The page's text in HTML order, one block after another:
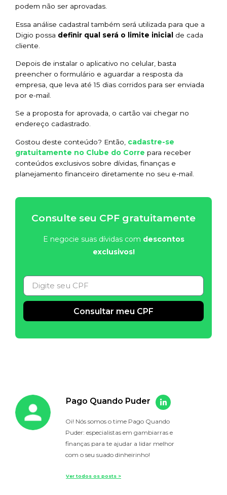
podem não ser aprovadas.
Essa análise cadastral também será utilizada para que a
Digio possa definir qual será o limite inicial de cada
cliente.
Depois de instalar o aplicativo no celular, basta
preencher o formulário e aguardar a resposta da
empresa, que leva até 15 dias corridos para ser enviada
por e-mail.
Se a proposta for aprovada, o cartão vai chegar no
endereço cadastrado.
Gostou deste conteúdo? Então, cadastre-se
gratuitamente no Clube do Corre para receber
conteúdos exclusivos sobre dívidas, finanças e
planejamento financeiro diretamente no seu e-mail.
Consulte seu CPF gratuitamente
E negocie suas dívidas com descontos
exclusivos!
Consultar meu CPF
Pago Quando Puder
Oi! Nós somos o time Pago Quando
Puder: especialistas em gambiarras e
finanças para te ajudar a lidar melhor
com o seu suado dinheirinho!
Ver todos os posts >